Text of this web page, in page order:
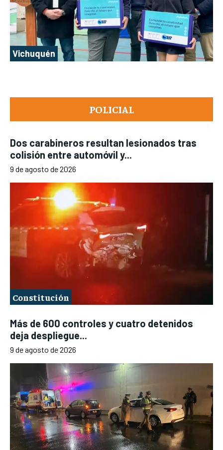
POLICIAL
Dos carabineros resultan lesionados tras
colisión entre automóvil y...
9 de agosto de 2026
Constitución
Más de 600 controles y cuatro detenidos
deja despliegue...
9 de agosto de 2026
Vichuquén